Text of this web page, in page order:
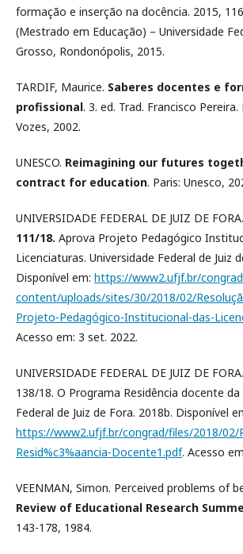
formação e inserção na docência. 2015,
(Mestrado em Educação) – Universidade
Grosso, Rondonópolis, 2015.
TARDIF, Maurice. Saberes docentes e
profissional. 3. ed. Trad. Francisco Pereira.
Vozes, 2002.
UNESCO. Reimagining our futures
contract for education. Paris: Unesco,
UNIVERSIDADE FEDERAL DE JUIZ DE FORA.
111/18. Aprova Projeto Pedagógico
Licenciaturas. Universidade Federal de Juiz
Disponível em: https://www2.ufjf.br/
content/uploads/sites/30/2018/02/
Projeto-Pedagógico-Institucional-das-
Acesso em: 3 set. 2022.
UNIVERSIDADE FEDERAL DE JUIZ DE
138/18. O Programa Residência docente da
Federal de Juiz de Fora. 2018b. Disponível
https://www2.ufjf.br/congrad/files/2018/02/
Resid%c3%aancia-Docente1.pdf. Acesso
VEENMAN, Simon. Perceived problems of
Review of Educational Research
143-178, 1984.